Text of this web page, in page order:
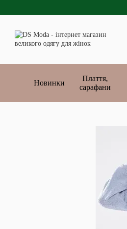
Новинки
Плаття,
сарафани